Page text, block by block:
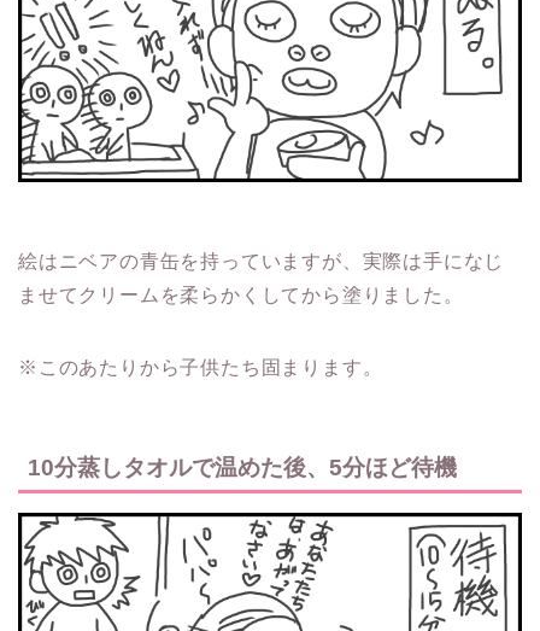
絵はニベアの青缶を持っていますが、実際は手になじ
ませてクリームを柔らかくしてから塗りました。
※このあたりから子供たち固まります。
10分蒸しタオルで温めた後、5分ほど待機